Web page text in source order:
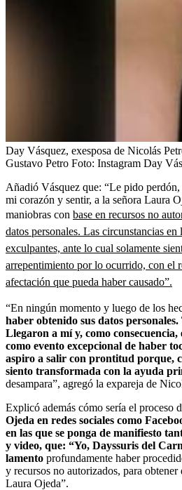
Day Vásquez, exesposa de Nicolás
Gustavo Petro Foto: Instagram Day
Añadió Vásquez que: “Le pido
mi corazón y sentir, a la señora Laura
maniobras con base en recursos no
datos personales. Las circunstancias en
exculpantes, ante lo cual solamente
arrepentimiento por lo ocurrido, con el
afectación que pueda haber causado”.
“En ningún momento y luego de los
haber obtenido sus datos
Llegaron a mí y, como consecuencia,
como evento excepcional de haber
aspiro a salir con prontitud porque,
siento transformada con la ayuda
desampara”, agregó la expareja de
Explicó además cómo sería el proceso
Ojeda en redes sociales como
en las que se ponga de manifiesto
y video, que: “Yo, Dayssuris del
lamento profundamente haber
y recursos no autorizados, para obtener
Laura Ojeda”.